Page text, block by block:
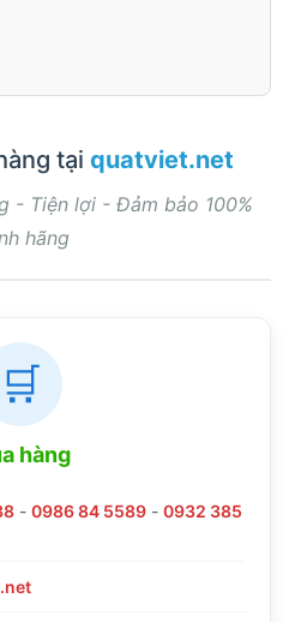
tại quatviet.net
- Tiện lợi - Đảm bảo 100%
hãng
🛒
hàng
- 0986 84 5589 - 0932 385